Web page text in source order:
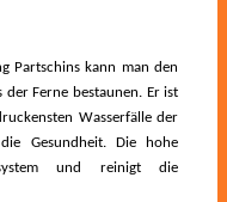
Partschins kann man den
der Ferne bestaunen. Er ist
Wasserfälle der
Gesundheit. Die hohe
und reinigt die